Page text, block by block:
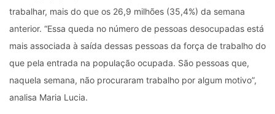
trabalhar, mais do que os 26,9 milhões (35,4%) da semana
anterior. “Essa queda no número de pessoas desocupadas está
mais associada à saída dessas pessoas da força de trabalho do
que pela entrada na população ocupada. São pessoas que,
naquela semana, não procuraram trabalho por algum motivo”,
analisa Maria Lucia.